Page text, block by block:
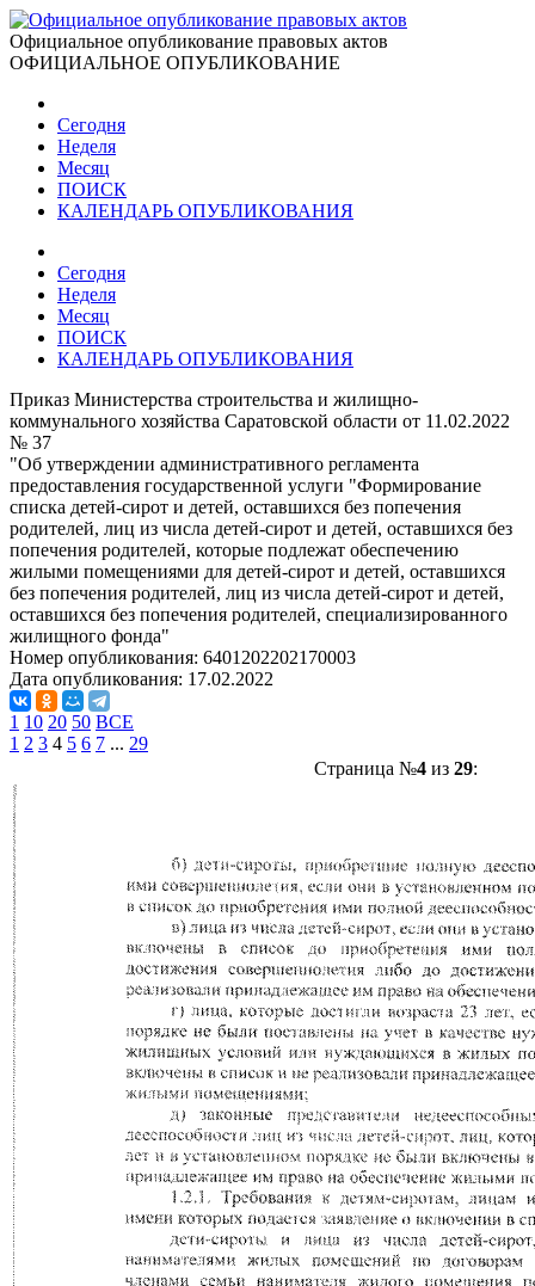
Официальное опубликование правовых актов
ОФИЦИАЛЬНОЕ ОПУБЛИКОВАНИЕ
Сегодня
Неделя
Месяц
ПОИСК
КАЛЕНДАРЬ ОПУБЛИКОВАНИЯ
Сегодня
Неделя
Месяц
ПОИСК
КАЛЕНДАРЬ ОПУБЛИКОВАНИЯ
Приказ Министерства строительства и жилищно-
коммунального хозяйства Саратовской области от 11.02.2022
№ 37
"Об утверждении административного регламента
предоставления государственной услуги "Формирование
списка детей-сирот и детей, оставшихся без попечения
родителей, лиц из числа детей-сирот и детей, оставшихся без
попечения родителей, которые подлежат обеспечению
жилыми помещениями для детей-сирот и детей, оставшихся
без попечения родителей, лиц из числа детей-сирот и детей,
оставшихся без попечения родителей, специализированного
жилищного фонда"
Номер опубликования: 6401202202170003
Дата опубликования: 17.02.2022
1 10 20 50 ВСЕ
1 2 3 4 5 6 7 ... 29
Страница №4из 29: